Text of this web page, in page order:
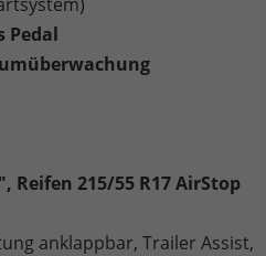
Pedal
215/55 R17 AirStop
anklappbar, Trailer Assist,